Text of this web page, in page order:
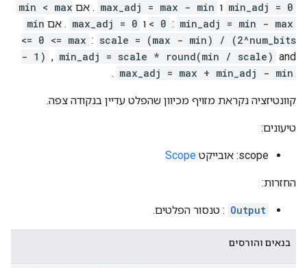
min_adj = 0 ו max_adj = max - min . אם min < max
< 0 : min_adj = min - max ו max_adj = 0 . אם min
<= 0 <= max : scale = (max - min) / (2^num_bits
- 1) , min_adj = scale * round(min / scale) and
max_adj = max + min_adj - min
.
קוונטיזציה נקראת מזויף מכיוון שהפלט עדיין בנקודה צפה.
טיעונים:
scope: אובייקט Scope
החזרות:
Output : טנסור הפלטים.
בנאים והורסים